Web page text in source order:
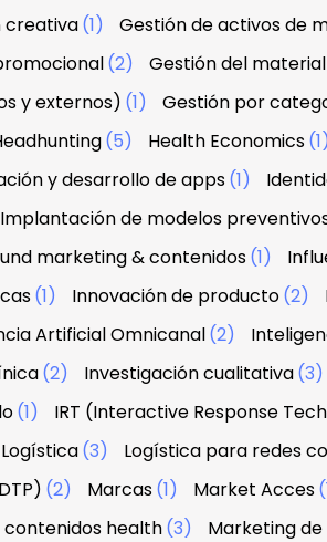
creativa(1) Gestión de activos de
(2) Gestión del
y externos) (1) Gestión por
(5) Health Economics(1)
y desarrollo de apps(1)
Implantación de modelos
marketing & contenidos(1)
(1) Innovación de producto(2)
Artificial Omnicanal(2)
(2) Investigación cualitativa(3)
(1) IRT (Interactive Response
Logística(3) Logística para redes
(2) Marcas(1) Market Acces
health(3) Marketing